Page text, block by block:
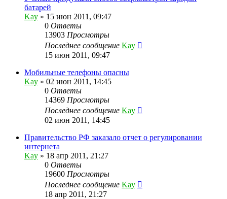
батарей
Kay » 15 июн 2011, 09:47
0 Ответы
13903 Просмотры
Последнее сообщение Kay
15 июн 2011, 09:47
Мобильные телефоны опасны
Kay » 02 июн 2011, 14:45
0 Ответы
14369 Просмотры
Последнее сообщение Kay
02 июн 2011, 14:45
Правительство РФ заказало отчет о регулировании
интернета
Kay » 18 апр 2011, 21:27
0 Ответы
19600 Просмотры
Последнее сообщение Kay
18 апр 2011, 21:27